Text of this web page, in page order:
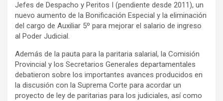
Jefes de Despacho y Peritos I (pendiente desde 2011), un
nuevo aumento de la Bonificación Especial y la eliminación
del cargo de Auxiliar 5º para mejorar el salario de ingreso
al Poder Judicial.
Además de la pauta para la paritaria salarial, la Comisión
Provincial y los Secretarios Generales departamentales
debatieron sobre los importantes avances producidos en
la discusión con la Suprema Corte para acordar un
proyecto de ley de paritarias para los judiciales, así como